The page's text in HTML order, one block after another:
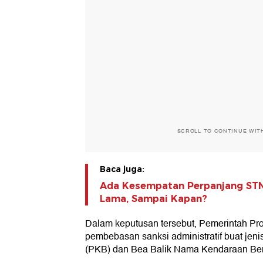
SCROLL TO CONTINUE
Baca juga:
Ada Kesempatan Perpanjang
Lama, Sampai Kapan?
Dalam keputusan tersebut, Pemerintah
pembebasan sanksi administratif buat
(PKB) dan Bea Balik Nama Kendaraan